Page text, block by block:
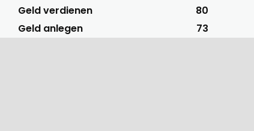
Geld verdienen
80
Geld anlegen
73